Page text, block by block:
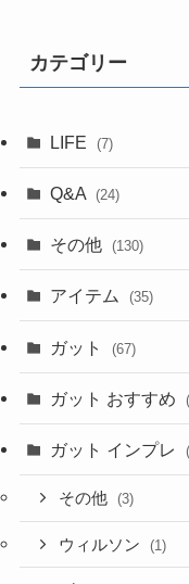
カテゴリー
LIFE (7)
Q&A (24)
その他 (130)
アイテム (35)
ガット (67)
ガット おすすめ
ガット インプレ
その他 (3)
ウィルソン (1)